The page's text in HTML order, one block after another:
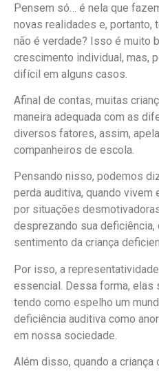
Pensem só… é nela que
novas realidades e, portanto,
não é verdade? Isso é muito
crescimento individual, mas,
difícil em alguns casos.
Afinal de contas, muitas
maneira adequada com as
diversos fatores, assim,
companheiros de escola.
Pensando nisso, podemos
perda auditiva, quando
por situações
desprezando sua
sentimento da criança
Por isso, a
essencial. Dessa forma, elas
tendo como espelho um
deficiência auditiva como
em nossa sociedade.
Além disso, quando a